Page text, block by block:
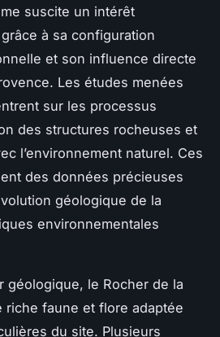
suscite un intérêt
à sa configuration
et son influence directe
Les études menées
sur les processus
des structures rocheuses et
l’environnement naturel. Ces
des données précieuses
géologique de la
environnementales
géologique, le Rocher de la
riche faune et flore adaptée
du site. Plusieurs